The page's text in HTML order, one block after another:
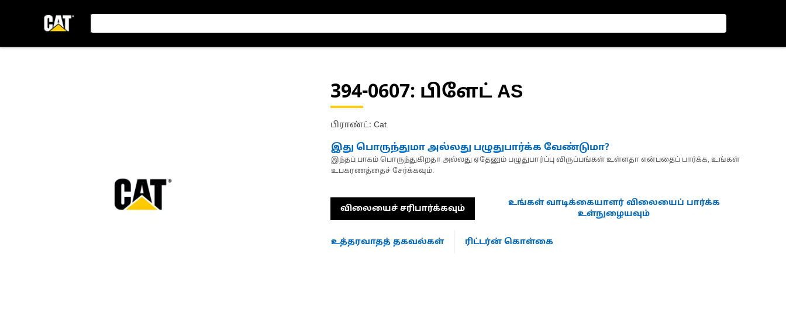
394-0607: பிளேட் AS
பிராண்ட்: Cat
இது பொருந்துமா அல்லது பழுதுபார்க்க வேண்டுமா?
இந்தப் பாகம் பொருந்துகிறதா அல்லது ஏதேனும் பழுதுபார்ப்பு விருப்பங்கள் உள்ளதா என்பதைப் பார்க்க, உங்கள்
உபகரணத்தைச் சேர்க்கவும்.
விலையைச் சரிபார்க்கவும்
உங்கள் வாடிக்கையாளர் விலையைப் பார்க்க
உள்நுழையவும்
உத்தரவாதத் தகவல்கள் ரிட்டர்ன் கொள்கை